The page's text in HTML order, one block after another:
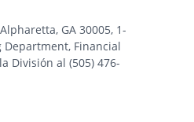
Alpharetta, GA 30005, 1-
Department, Financial
División al (505) 476-